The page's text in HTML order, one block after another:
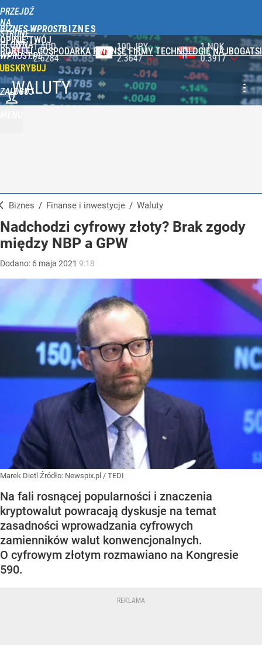
PRZEJDŹ
NA
STRONĘ
GŁÓWNĄ
WPROST.PL
BIZNES WPROST
OPINIE TWÓJ
PORTFEL GOSPODARKA FINANSE FIRMY TECHNOLOGIE NAJBOGATSI
ZALOGUJ
100 JPY
2.3647
1 NOK
0.3917
1 DKK
0.5759
WALUTY
Biznes / Finanse i inwestycje / Waluty
Nadchodzi cyfrowy złoty? Brak zgody
między NBP a GPW
Dodano: 6 maja 2021 9:18
Marek Dietl Źródło: Newspix.pl / TEDI
Na fali rosnącej popularności i znaczenia
kryptowalut powracają dyskusje na temat
zasadności wprowadzania cyfrowych
zamienników walut konwencjonalnych.
O cyfrowym złotym rozmawiano na Kongresie
590.